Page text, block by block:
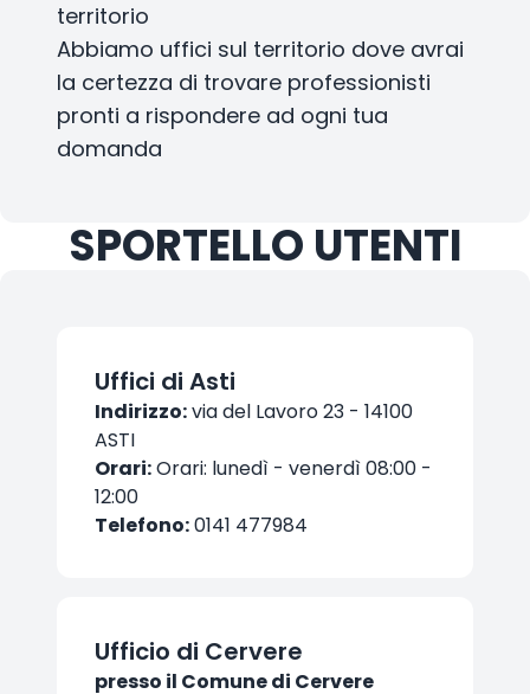
territorio
Abbiamo uffici sul territorio dove avrai
la certezza di trovare professionisti
pronti a rispondere ad ogni tua
domanda
SPORTELLO UTENTI
Uffici di Asti
Indirizzo:via del Lavoro 23 - 14100
ASTI
Orari:Orari: lunedì - venerdì 08:00 -
12:00
Telefono:0141 477984
Ufficio di Cervere
presso il Comune di Cervere